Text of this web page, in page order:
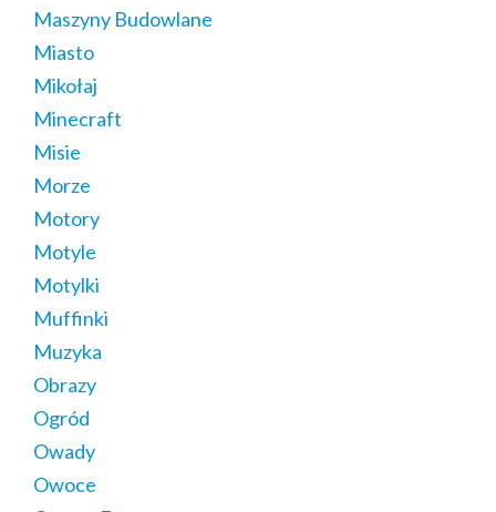
Maszyny Budowlane
Miasto
Mikołaj
Minecraft
Misie
Morze
Motory
Motyle
Motylki
Muffinki
Muzyka
Obrazy
Ogród
Owady
Owoce